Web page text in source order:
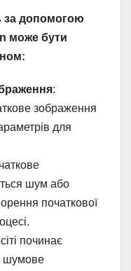
за допомогою
може бути
:
зображення
для
шум або
початкової
починає
шумове